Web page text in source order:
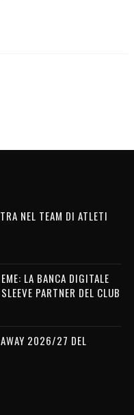
NEL TEAM DI ATLETI
LA BANCA DIGITALE
PARTNER DEL CLUB
AWAY 2026/27 DEL